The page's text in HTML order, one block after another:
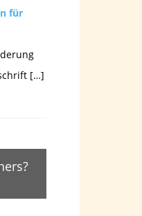
für
[…]